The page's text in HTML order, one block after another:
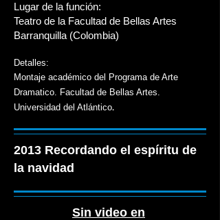
Lugar de la función:
Teatro de la Facultad de Bellas Artes
Barranquilla (Colombia)
Detalles:
Montaje académico del Programa de Arte
Dramatico. Facultad de Bellas Artes.
Universidad del Atlántico.
2013 Recordando el espíritu de
la navidad
Sin video en